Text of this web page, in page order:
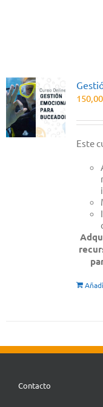
150,00
Este
Contacto